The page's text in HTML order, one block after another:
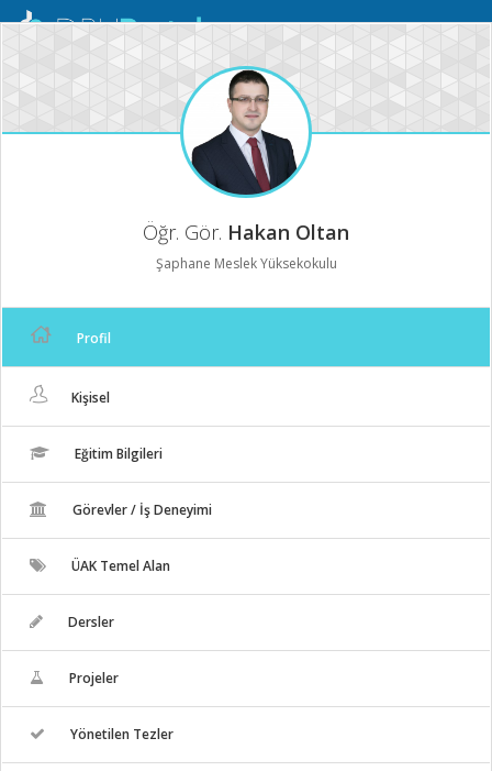
Mobil
Öğr. Gör. Hakan Oltan
Şaphane Meslek Yüksekokulu
Profil
Kişisel
Eğitim Bilgileri
Görevler / İş Deneyimi
ÜAK Temel Alan
Dersler
Projeler
Yönetilen Tezler